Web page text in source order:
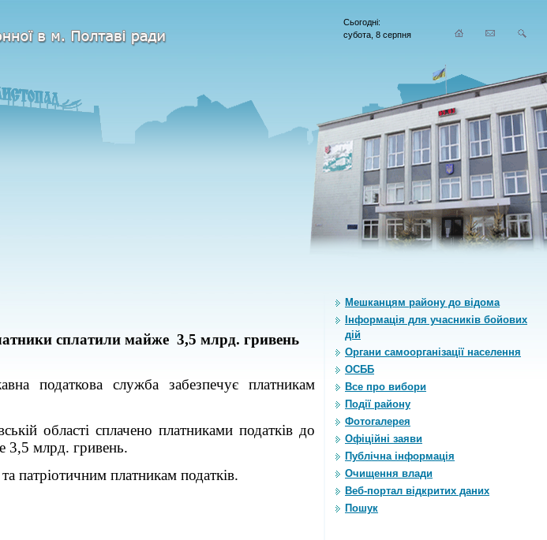
Сьогодні:
субота, 8 серпня
сплатили майже 3,5 млрд. гривень
податкова служба забезпечує платникам
області сплачено платниками податків до
3,5 млрд. гривень.
патріотичним платникам податків.
Мешканцям району до відома
Інформація для учасників бойових
дій
Органи самоорганiзацiї населення
ОСББ
Все про вибори
Події району
Фотогалерея
Офіційні заяви
Публічна інформація
Очищення влади
Веб-портал відкритих даних
Пошук